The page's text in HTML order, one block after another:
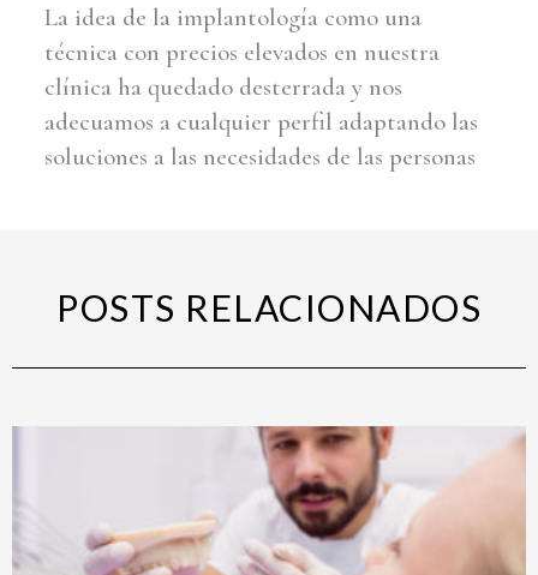
La idea de la implantología como una
técnica con precios elevados en nuestra
clínica ha quedado desterrada y nos
adecuamos a cualquier perfil adaptando las
soluciones a las necesidades de las personas
POSTS RELACIONADOS